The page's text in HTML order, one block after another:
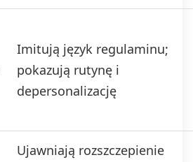
Imitują język regulaminu;
pokazują rutynę i
depersonalizację
Ujawniają rozszczepienie